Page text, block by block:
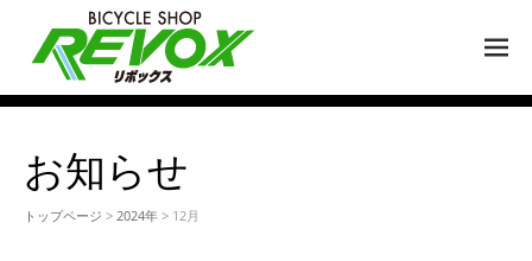
U
お知らせ
トップページ > 2024年 > 12月